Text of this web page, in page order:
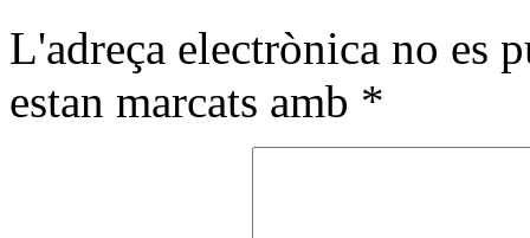
L'adreça electrònica no es
estan marcats amb *